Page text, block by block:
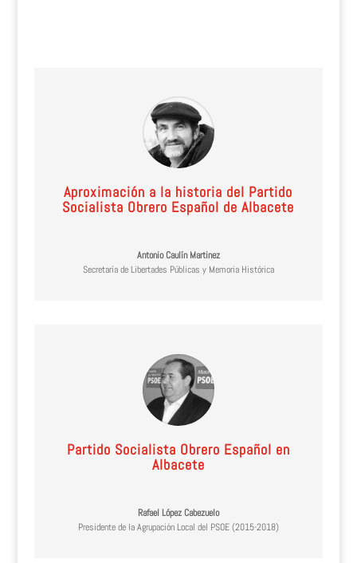
Aproximación a la historia del Partido
Socialista Obrero Español de Albacete
Antonio Caulín Martinez
Secretaría de Libertades Públicas y Memoria Histórica
Partido Socialista Obrero Español en
Albacete
Rafael López Cabezuelo
Presidente de la Agrupación Local del PSOE (2015-2018)